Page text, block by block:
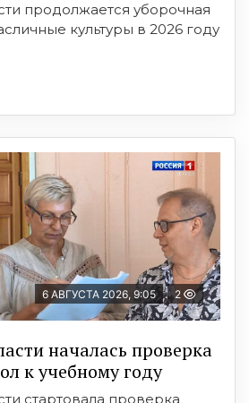
продолжается уборочная
культуры в 2026 году
6 АВГУСТА 2026, 9:05 2
началась проверка
к учебному году
стартовала проверка